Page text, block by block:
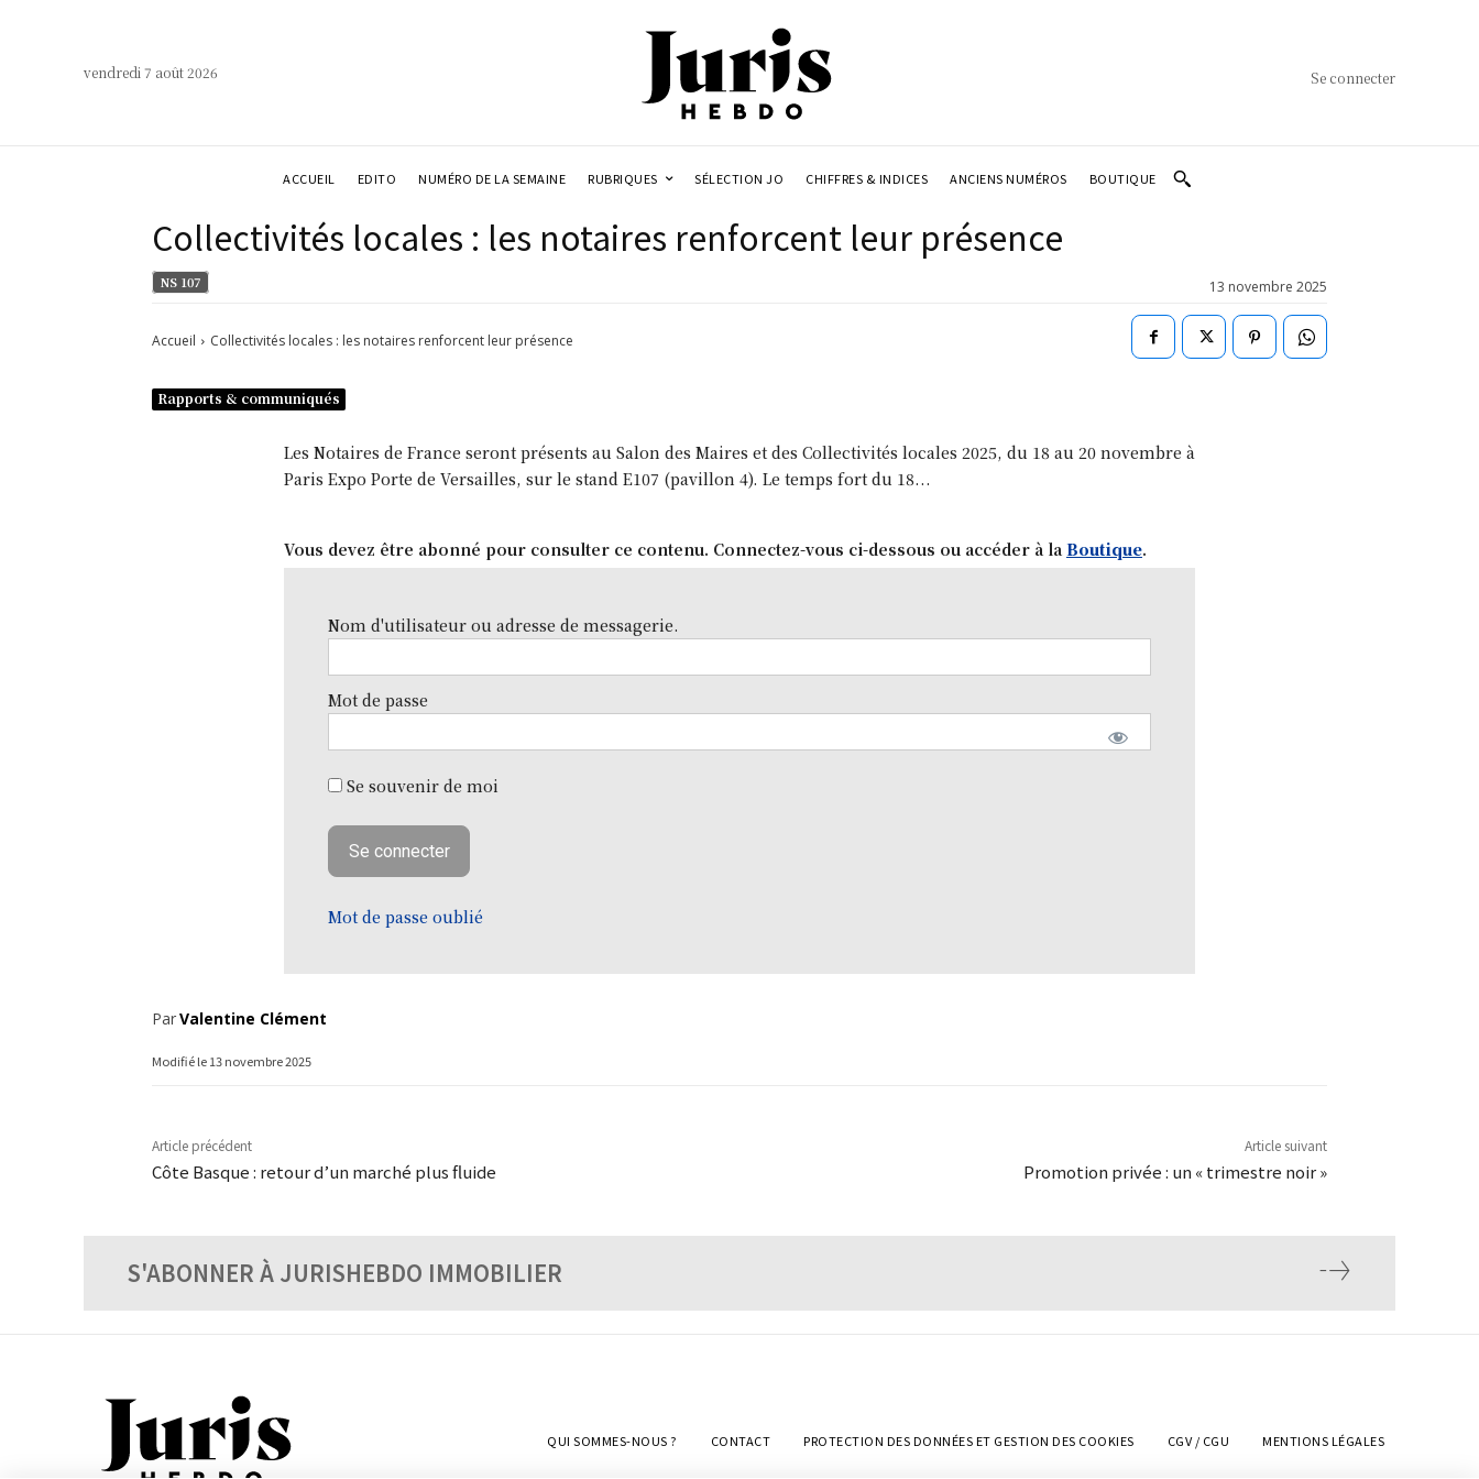
vendredi 7 août 2026 Se connecter
ACCUEIL EDITO NUMÉRO DE LA SEMAINE RUBRIQUES SÉLECTION JO CHIFFRES & INDICES ANCIENS NUMÉROS BOUTIQUE
Collectivités locales : les notaires renforcent leur présence
NS 107 13 novembre 2025
Accueil Collectivités locales : les notaires renforcent leur présence
Rapports & communiqués
Les Notaires de France seront présents au Salon des Maires et des Collectivités locales 2025, du 18 au 20 novembre à
Paris Expo Porte de Versailles, sur le stand E107 (pavillon 4). Le temps fort du 18...
Vous devez être abonné pour consulter ce contenu. Connectez-vous ci-dessous ou accéder à la Boutique.
Nom d'utilisateur ou adresse de messagerie.
Mot de passe
Se souvenir de moi
Mot de passe oublié
ParValentine Clément
Modifié le13 novembre 2025
Article précédent
Côte Basque : retour d’un marché plus fluide
Article suivant
Promotion privée : un « trimestre noir »
S'ABONNER À JURISHEBDO IMMOBILIER
QUI SOMMES-NOUS ? CONTACT PROTECTION DES DONNÉES ET GESTION DES COOKIES CGV / CGU MENTIONS LÉGALES